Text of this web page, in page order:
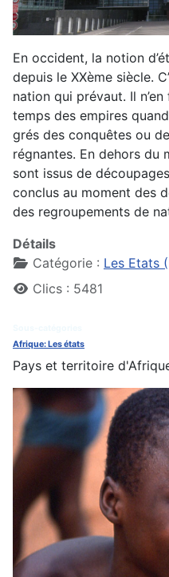
En occident, la notion
depuis le XXème siècle.
nation qui prévaut. Il
temps des empires
grés des conquêtes ou
régnantes. En dehors du
sont issus de
conclus au moment des
des regroupements de
Détails
Catégorie : Les Etats
Clics : 5481
Afrique: Les états
Pays et territoire